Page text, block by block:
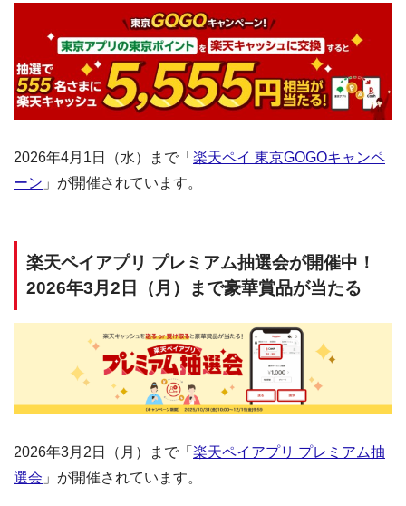
2026年4月1日（水）まで「 楽天ペイ 東京GOGOキャンペ
ーン 」が開催されています。
楽天ペイアプリ プレミアム抽選会が開催中！
2026年3月2日（月）まで豪華賞品が当たる
2026年3月2日（月）まで「 楽天ペイアプリ プレミアム抽
選会 」が開催されています。